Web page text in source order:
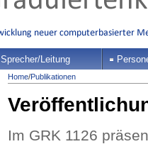
Sprecher/Leitung
Home/Publikationen
Im GRK 1126